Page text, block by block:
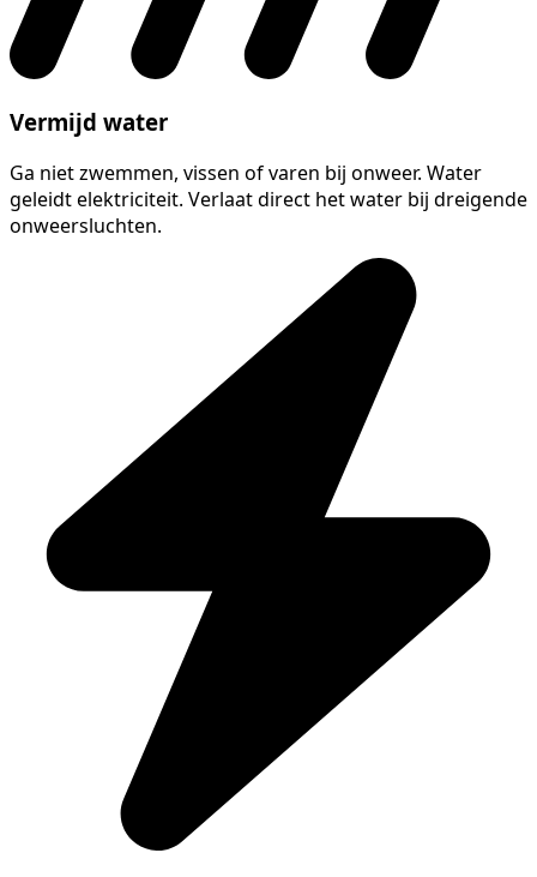
Vermijd water
Ga niet zwemmen, vissen of varen bij onweer. Water
geleidt elektriciteit. Verlaat direct het water bij dreigende
onweersluchten.